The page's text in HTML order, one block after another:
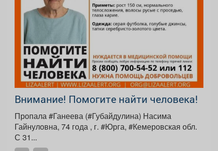
Внимание! Помогите найти человека!
Пропала #Ганеева (#Губайдулина) Насима
Гайнуловна, 74 года , г. #Юрга, #Кемеровская обл.
С 31...